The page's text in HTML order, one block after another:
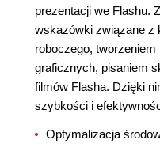
prezentacji we Flashu.
wskazówki związane z
roboczego,
graficznych, pisaniem
filmów Flasha. Dzięki
szybkości i
Optymalizacja